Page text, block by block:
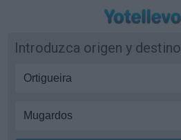
Introduzca origen y destino